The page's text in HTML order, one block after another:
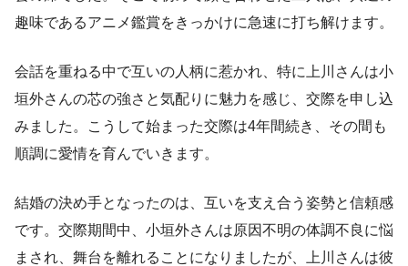
趣味であるアニメ鑑賞をきっかけに急速に打ち解けます。
会話を重ねる中で互いの人柄に惹かれ、特に上川さんは小
垣外さんの芯の強さと気配りに魅力を感じ、交際を申し込
みました。こうして始まった交際は4年間続き、その間も
順調に愛情を育んでいきます。
結婚の決め手となったのは、互いを支え合う姿勢と信頼感
です。交際期間中、小垣外さんは原因不明の体調不良に悩
まされ、舞台を離れることになりましたが、上川さんは彼